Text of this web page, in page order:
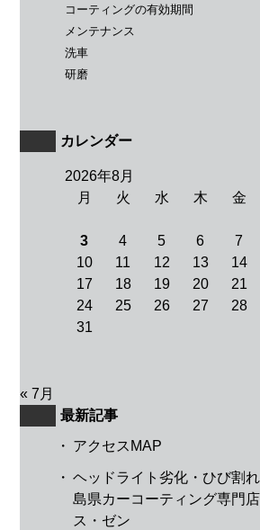
コーティングの有効期間
メンテナンス
洗車
研磨
カレンダー
2026年8月
月
火 水 木 金
3
4 5 6 7
10
11 12 13 14
17
18 19 20 21
24
25 26 27 28
31
« 7月
最新記事
・ アクセスMAP
・ ヘッドライト劣化・ひび割
島県カーコーティング専門
ス・ゼン